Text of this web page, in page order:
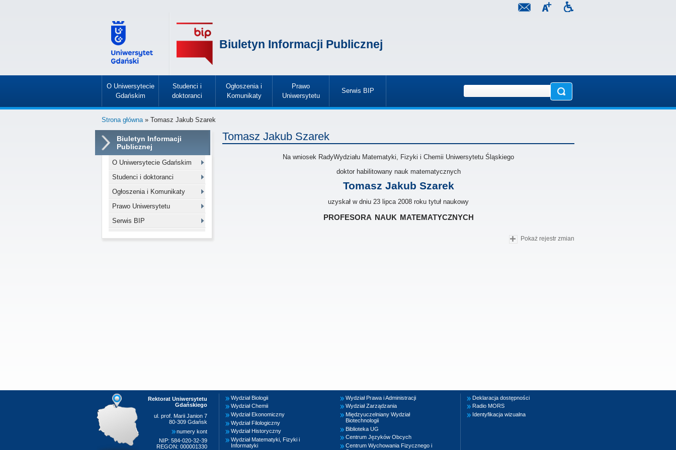
Biuletyn Informacji Publicznej
O Uniwersytecie
Gdańskim
»
Studenci i
doktoranci
»
Ogłoszenia i
Komunikaty
»
Prawo
Uniwersytetu
»
Serwis BIP
»
Strona główna» Tomasz Jakub Szarek
Biuletyn Informacji
Publicznej
O Uniwersytecie Gdańskim
Studenci i doktoranci
Ogłoszenia i Komunikaty
Prawo Uniwersytetu
Serwis BIP
Tomasz Jakub Szarek
Na wniosek RadyWydziału Matematyki, Fizyki i Chemii Uniwersytetu Śląskiego
doktor habilitowany nauk matematycznych
Tomasz Jakub Szarek
uzyskał w dniu 23 lipca 2008 roku tytuł naukowy
profesora nauk matematycznych
Pokaż rejestr zmian
Rektorat Uniwersytetu
Gdańskiego
ul. prof. Marii Janion 7
80-309 Gdańsk
numery kont
NIP: 584-020-32-39
REGON: 000001330
Wydział Biologii
Wydział Chemii
Wydział Ekonomiczny
Wydział Filologiczny
Wydział Historyczny
Wydział Matematyki, Fizyki i
Informatyki
Wydział Prawa i Administracji
Wydział Zarządzania
Międzyuczelniany Wydział
Biotechnologii
Biblioteka UG
Centrum Języków Obcych
Centrum Wychowania Fizycznego i
Deklaracja dostępności
Radio MORS
Identyfikacja wizualna